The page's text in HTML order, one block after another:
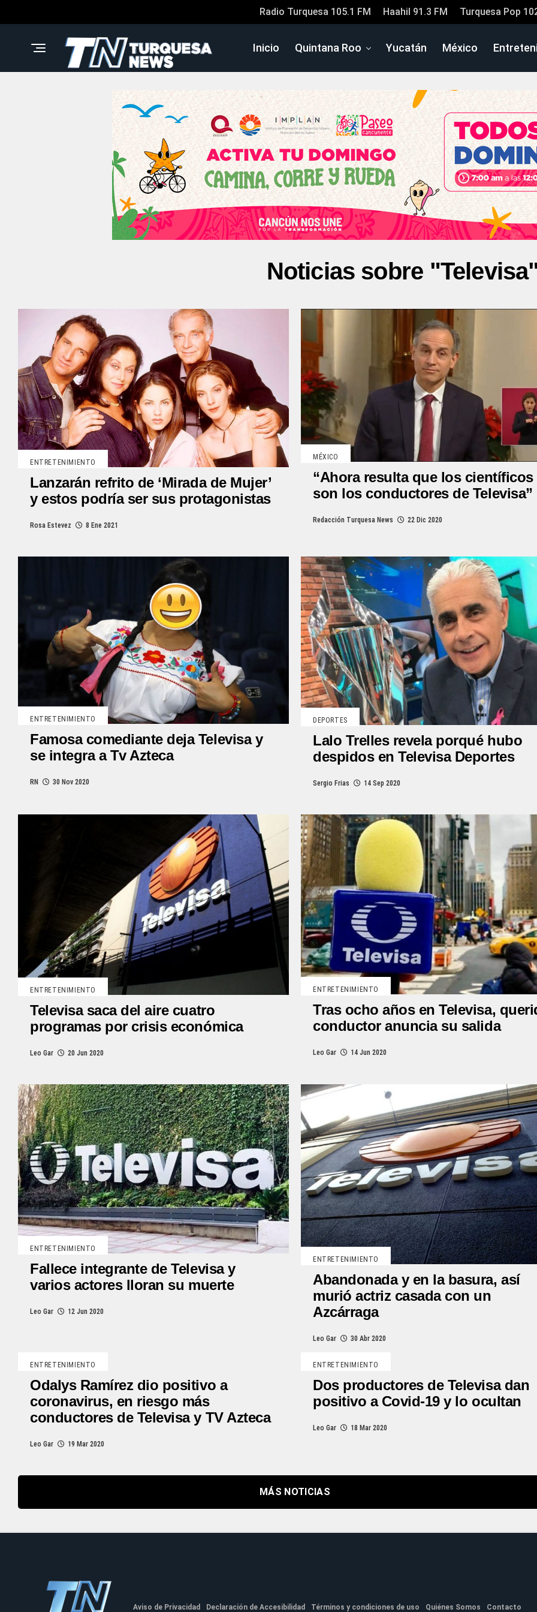
Radio Turquesa 105.1 FM Haahil 91.3 FM Turquesa Pop
Inicio Quintana Roo Yucatán México
Noticias sobre
ENTRETENIMIENTO
Lanzarán refrito de ‘Mirada de Mujer’
y estos podría ser sus protagonistas
Rosa Estevez 8 Ene 2021
MÉXICO
“Ahora resulta que los científicos
son los conductores de Televisa”
Redacción Turquesa News 22 Dic 2020
ENTRETENIMIENTO
Famosa comediante deja Televisa y
se integra a Tv Azteca
RN 30 Nov 2020
DEPORTES
Lalo Trelles revela porqué hubo
despidos en Televisa Deportes
Sergio Frias 14 Sep 2020
ENTRETENIMIENTO
Televisa saca del aire cuatro
programas por crisis económica
Leo Gar 20 Jun 2020
ENTRETENIMIENTO
Tras ocho años en Televisa,
conductor anuncia su salida
Leo Gar 14 Jun 2020
ENTRETENIMIENTO
Fallece integrante de Televisa y
varios actores lloran su muerte
Leo Gar 12 Jun 2020
ENTRETENIMIENTO
Abandonada y en la basura, así
murió actriz casada con un
Azcárraga
Leo Gar 30 Abr 2020
ENTRETENIMIENTO
Odalys Ramírez dio positivo a
coronavirus, en riesgo más
conductores de Televisa y TV Azteca
Leo Gar 19 Mar 2020
ENTRETENIMIENTO
Dos productores de Televisa dan
positivo a Covid-19 y lo ocultan
Leo Gar 18 Mar 2020
MÁS NOTICIAS
Aviso de Privacidad Declaración de Accesibilidad Términos y condiciones de uso Quiénes Somos Contacto